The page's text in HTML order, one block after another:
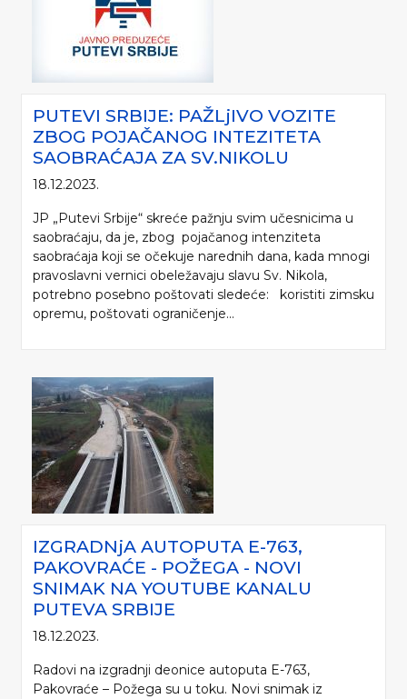
PUTEVI SRBIJE: PAŽLjIVO VOZITE
ZBOG POJAČANOG INTEZITETA
SAOBRAĆAJA ZA SV.NIKOLU
18.12.2023.
JP „Putevi Srbije“ skreće pažnju svim učesnicima u
saobraćaju, da je, zbog pojačanog intenziteta
saobraćaja koji se očekuje narednih dana, kada mnogi
pravoslavni vernici obeležavaju slavu Sv. Nikola,
potrebno posebno poštovati sledeće: koristiti zimsku
opremu, poštovati ograničenje...
IZGRADNjA AUTOPUTA E-763,
PAKOVRAĆE - POŽEGA - NOVI
SNIMAK NA YOUTUBE KANALU
PUTEVA SRBIJE
18.12.2023.
Radovi na izgradnji deonice autoputa E-763,
Pakovraće – Požega su u toku. Novi snimak iz